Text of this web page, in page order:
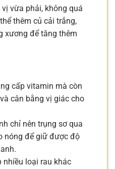
vừa phải, không quá
thêm củ cải trắng,
xương để tăng thêm
cấp vitamin mà còn
cân bằng vị giác cho
chỉ nên trụng sơ qua
nóng để giữ được độ
nhiều loại rau khác